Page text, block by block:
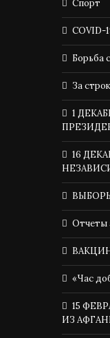
Спорт
COVID-
Борьба
За
1
16
Отчеты
«Час
15
ИЗ